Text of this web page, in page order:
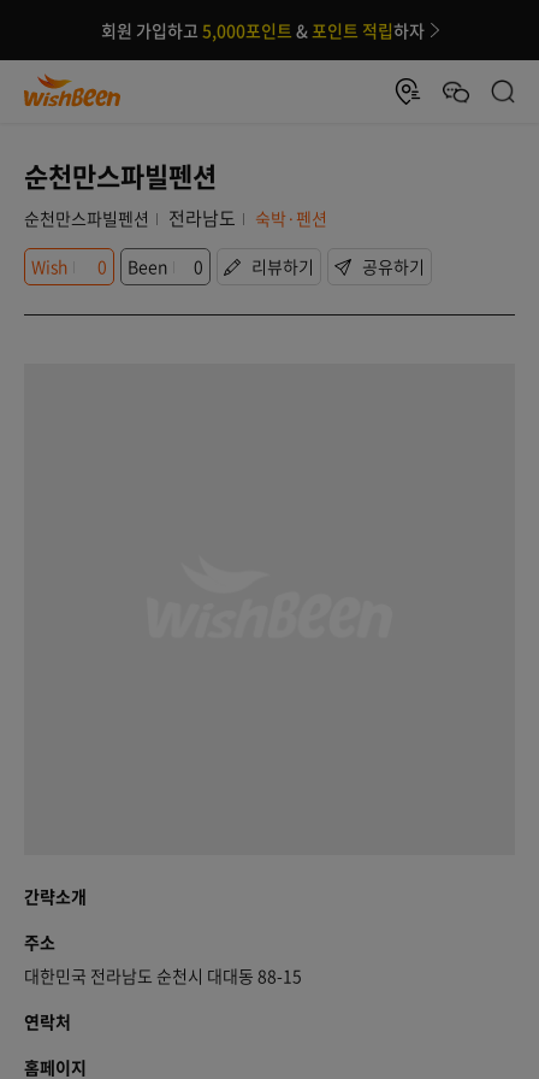
회원 가입하고 5,000포인트 &포인트 적립하자
순천만스파빌펜션
순천만스파빌펜션 전라남도
숙박·펜션
Wish
0 Been 0 리뷰하기 공유하기
간략소개
주소
대한민국 전라남도 순천시 대대동 88-15
연락처
홈페이지